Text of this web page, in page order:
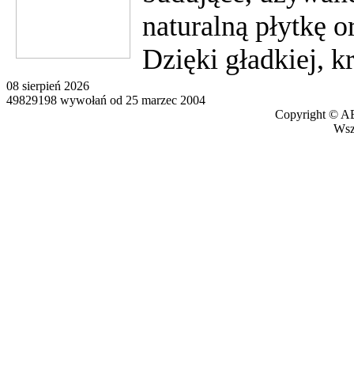
naturalną płytkę
Dzięki gładkiej,
08 sierpień 2026
49829198 wywołań od 25 marzec 2004
Copyright ©